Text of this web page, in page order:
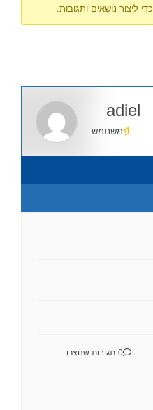
כדי ליצור נושאים ותגובות.
adiel
משתמש
0 תגובות שנוצרו